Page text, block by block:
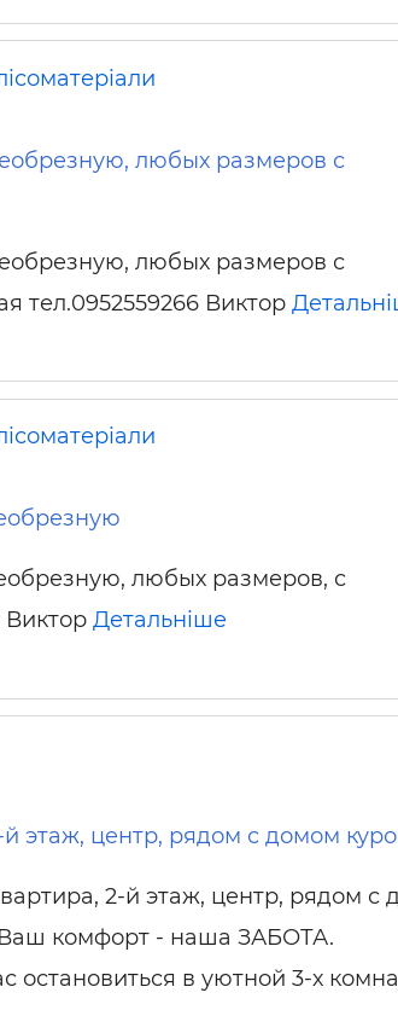
любых размеров с
любых размеров с
тел.0952559266 Виктор
любых размеров, с
Виктор Детальніше
этаж, центр, рядом с домом
2-й этаж, центр, рядом с
Ваш комфорт - наша ЗАБОТА.
остановиться в уютной 3-х